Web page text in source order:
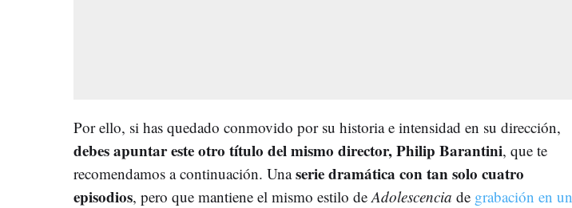
Por ello, si has quedado conmovido por su historia e intensidad en su dirección,
debes apuntar este otro título del mismo director, Philip Barantini, que te
recomendamos a continuación. Unaserie dramática con tan solo cuatro
episodios, pero que mantiene el mismo estilo de Adolescencia de grabación en un